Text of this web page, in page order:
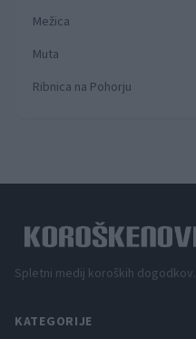
Mežica
Muta
Ribnica na Pohorju
Spletni medij koroških dogodkov.
KATEGORIJE